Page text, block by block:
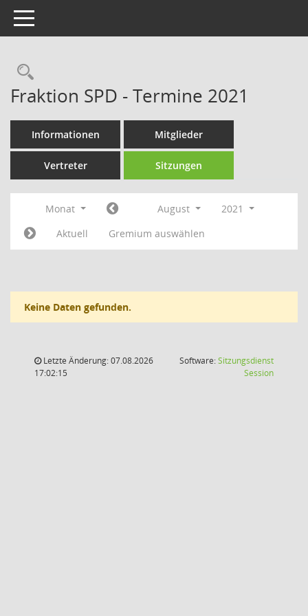
Toggle navigation
Rechercheauswahl
Fraktion SPD - Termine 2021
Informationen Mitglieder
Vertreter Sitzungen
Monat August
2021
Aktuell
Gremium auswählen
Keine Daten gefunden.
Letzte Änderung: 07.08.2026
17:02:15
Software:Sitzungsdienst
Session(Wird in